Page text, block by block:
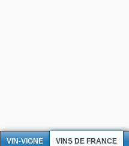
VIN-VIGNE VINS DE FRANCE